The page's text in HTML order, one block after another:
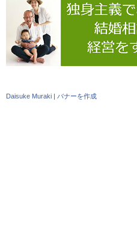
Daisuke Muraki | バナーを作成